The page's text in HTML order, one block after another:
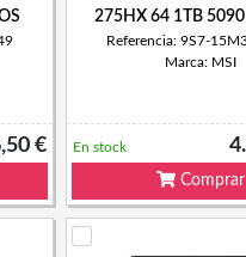
€
275HX 64 1TB
Referencia: 9S7-
Marca: MSI
En stock
Comprar